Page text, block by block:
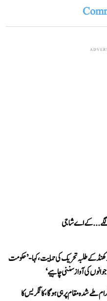
لگے...کے اے شاجی
کے طلبہ تحریک کی حمایت، کہا- ’حکومت
کی آواز سننی چاہیے‘
طے شدہ مقام پر ہی ہوگا، کانگریس کا